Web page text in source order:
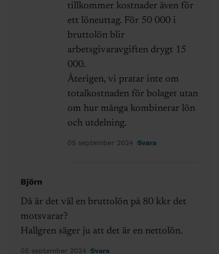
tillkommer kostnader även för
ett löneuttag. För 50 000 i
bruttolön blir
arbetsgivaravgiften drygt 15
000.
Återigen, vi pratar inte om
totalkostnaden för bolaget utan
om hur många kombinerar lön
och utdelning.
05 september 2024 Svara
Björn
Då är det väl en bruttolön på 80 kkr det
motsvarar?
Hallgren säger ju att det är en nettolön.
05 september 2024 Svara